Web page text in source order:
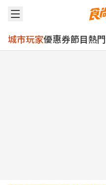
城市玩家優惠券節目熱門